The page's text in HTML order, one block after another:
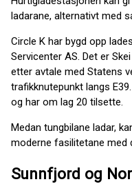
ladarane, alternativt med
Circle K har bygd opp
Servicenter AS. Det er
etter avtale med Statens
trafikknutepunkt langs
og har om lag 20 tilsette.
Medan tungbilane ladar,
moderne fasilitetane med
Sunnfjord og